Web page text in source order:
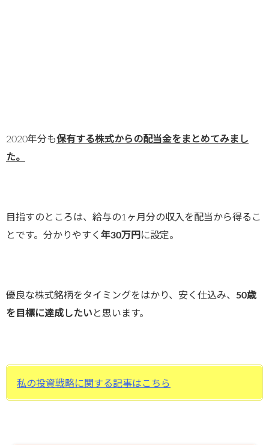
2020年分も保有する株式からの配当金をまとめてみまし
た。
目指すのところは、給与の1ヶ月分の収入を配当から得るこ
とです。分かりやすく 年30万円 に設定。
優良な株式銘柄をタイミングをはかり、安く仕込み、 50歳
を目標に達成したい と思います。
私の投資戦略に関する記事はこちら